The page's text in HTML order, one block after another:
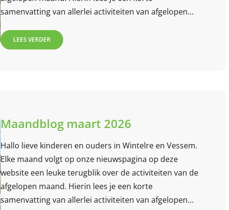
samenvatting van allerlei activiteiten van afgelopen
LEES VERDER
Maandblog maart 2026
Hallo lieve kinderen en ouders in Wintelre en Vessem.
Elke maand volgt op onze nieuwspagina op deze
website een leuke terugblik over de activiteiten van de
afgelopen maand. Hierin lees je een korte
samenvatting van allerlei activiteiten van afgelopen